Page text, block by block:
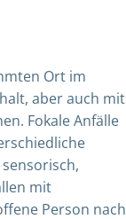
Ort im
aber auch mit
Fokale Anfälle
mit
Person nach